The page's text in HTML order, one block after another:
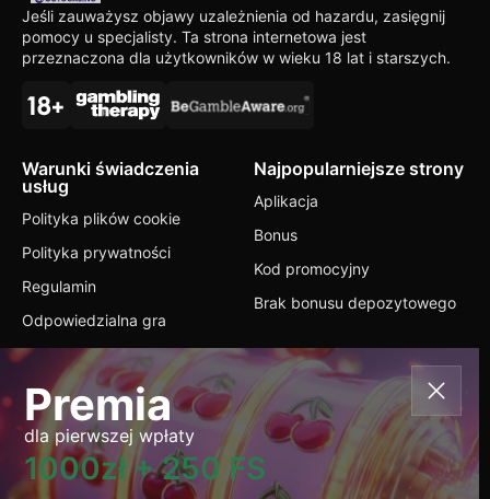
Premia
dla pierwszej wpłaty
1000zł + 250 FS
Jeśli zauważysz objawy uzależnienia od hazardu, zasięgnij
pomocy u specjalisty. Ta strona internetowa jest
przeznaczona dla użytkowników w wieku 18 lat i starszych.
Warunki świadczenia
usług
Polityka plików cookie
Polityka prywatności
Regulamin
Odpowiedzialna gra
Najpopularniejsze strony
Aplikacja
Bonus
Kod promocyjny
Brak bonusu depozytowego
Kontakty
+1 403 591 4796
info@octocasino.net